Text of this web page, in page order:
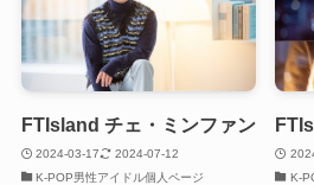
FTIsland チェ・ミンファン
2024-03-17
2024-07-12
K-POP男性アイドル個人ページ
K-